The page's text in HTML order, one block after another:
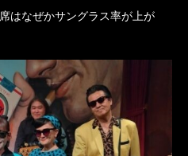
はなぜかサングラス率が上が